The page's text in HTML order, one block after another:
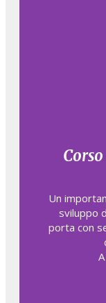
Un
sviluppo
porta con